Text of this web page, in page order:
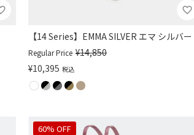
【14 Series】EMMA SILVER エマ シルバー
Regular Price ¥14,850
¥10,395 税込
60% OFF